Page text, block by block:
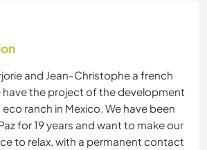
and Jean-Christophe a french
have the project of the development
ranch in Mexico. We have been
for 19 years and want to make our
to relax, with a permanent contact